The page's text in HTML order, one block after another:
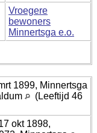
Vroegere
bewoners
Minnertsga e.o.
1899, Minnertsga
(Leeftijd 46
okt 1898,